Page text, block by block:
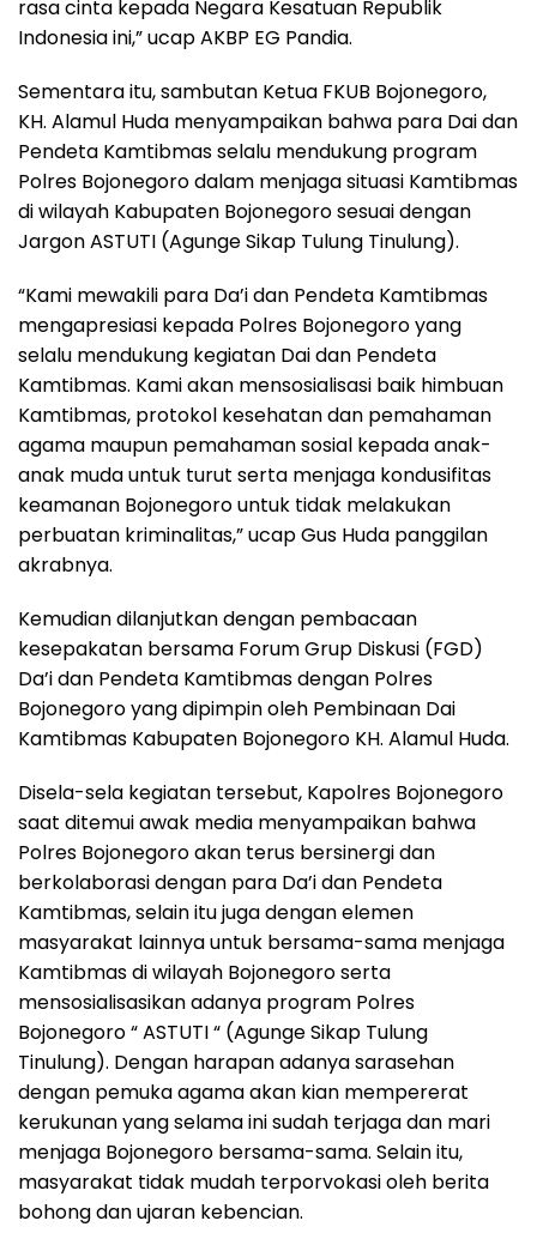
rasa cinta kepada Negara Kesatuan Republik
Indonesia ini,” ucap AKBP EG Pandia.
Sementara itu, sambutan Ketua FKUB Bojonegoro,
KH. Alamul Huda menyampaikan bahwa para Dai dan
Pendeta Kamtibmas selalu mendukung program
Polres Bojonegoro dalam menjaga situasi Kamtibmas
di wilayah Kabupaten Bojonegoro sesuai dengan
Jargon ASTUTI (Agunge Sikap Tulung Tinulung).
“Kami mewakili para Da’i dan Pendeta Kamtibmas
mengapresiasi kepada Polres Bojonegoro yang
selalu mendukung kegiatan Dai dan Pendeta
Kamtibmas. Kami akan mensosialisasi baik himbuan
Kamtibmas, protokol kesehatan dan pemahaman
agama maupun pemahaman sosial kepada anak-
anak muda untuk turut serta menjaga kondusifitas
keamanan Bojonegoro untuk tidak melakukan
perbuatan kriminalitas,” ucap Gus Huda panggilan
akrabnya.
Kemudian dilanjutkan dengan pembacaan
kesepakatan bersama Forum Grup Diskusi (FGD)
Da’i dan Pendeta Kamtibmas dengan Polres
Bojonegoro yang dipimpin oleh Pembinaan Dai
Kamtibmas Kabupaten Bojonegoro KH. Alamul Huda.
Disela-sela kegiatan tersebut, Kapolres Bojonegoro
saat ditemui awak media menyampaikan bahwa
Polres Bojonegoro akan terus bersinergi dan
berkolaborasi dengan para Da’i dan Pendeta
Kamtibmas, selain itu juga dengan elemen
masyarakat lainnya untuk bersama-sama menjaga
Kamtibmas di wilayah Bojonegoro serta
mensosialisasikan adanya program Polres
Bojonegoro “ ASTUTI “ (Agunge Sikap Tulung
Tinulung). Dengan harapan adanya sarasehan
dengan pemuka agama akan kian mempererat
kerukunan yang selama ini sudah terjaga dan mari
menjaga Bojonegoro bersama-sama. Selain itu,
masyarakat tidak mudah terporvokasi oleh berita
bohong dan ujaran kebencian.